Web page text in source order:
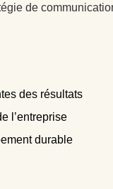
de
des résultats
l’entreprise
durable